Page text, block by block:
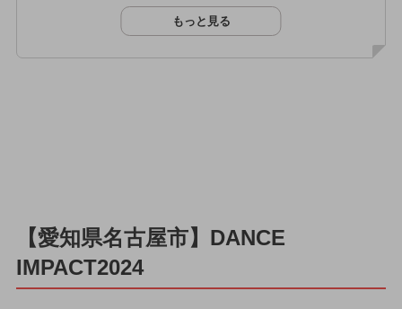
もっと見る
【愛知県名古屋市】DANCE
IMPACT2024